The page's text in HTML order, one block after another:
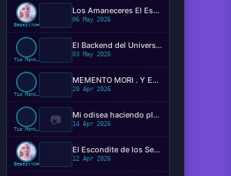
Beвє¢ιтα❤️
Los Amaneceres El Espectáculo Silencioso ✨️
06 May 2026
Tío Monkey
El Backend del Universo: Determinismo, Conciencia y el Código de la Realidad
03 May 2026
Tío Monkey
MEMENTO MORI . Y EL MIEDO DE MORIR?
20 Apr 2026
Tío Monkey
📷 Mi odisea haciendo plugins
14 Apr 2026
Beвє¢ιтα❤️
El Escondite de los Sentimientos
12 Apr 2026